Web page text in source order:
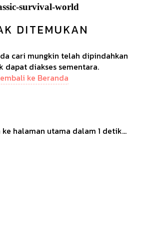
survival-world
DITEMUKAN
cari mungkin telah dipindahkan
dapat diakses sementara.
ke Beranda
halaman utama dalam 1 detik...